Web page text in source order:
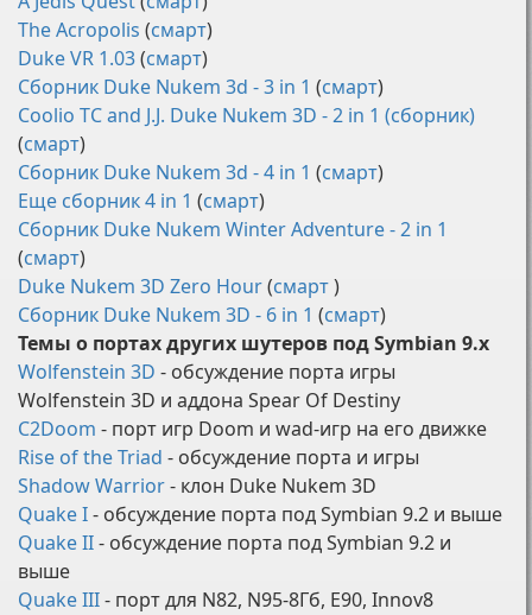
The Acropolis (смарт)
Duke VR 1.03(смарт)
Сборник Duke Nukem 3d - 3 in 1(смарт)
Coolio TC and J.J. Duke Nukem 3D - 2 in 1 (сборник)
(смарт)
Сборник Duke Nukem 3d - 4 in 1(смарт)
Еще сборник 4 in 1(смарт)
Сборник Duke Nukem Winter Adventure - 2 in 1
(смарт)
Duke Nukem 3D Zero Hour(смарт)
Сборник Duke Nukem 3D - 6 in 1(смарт)
Темы о портах других шутеров под Symbian 9.x
Wolfenstein 3D - обсуждение порта игры
Wolfenstein 3D и аддона Spear Of Destiny
C2Doom - порт игр Doom и wad-игр на его движке
Rise of the Triad - обсуждение порта и игры
Shadow Warrior- клон Duke Nukem 3D
Quake I- обсуждение порта под Symbian 9.2 и выше
Quake II- обсуждение порта под Symbian 9.2 и
выше
Quake III- порт для N82, N95-8Гб, E90, Innov8